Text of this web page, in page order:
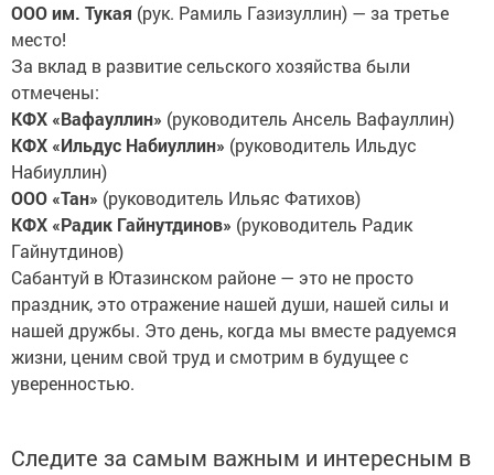
ООО им. Тукая (рук. Рамиль Газизуллин) — за третье
место!
За вклад в развитие сельского хозяйства были
отмечены:
КФХ «Вафауллин» (руководитель Ансель Вафауллин)
КФХ «Ильдус Набиуллин» (руководитель Ильдус
Набиуллин)
ООО «Тан» (руководитель Ильяс Фатихов)
КФХ «Радик Гайнутдинов» (руководитель Радик
Гайнутдинов)
Сабантуй в Ютазинском районе — это не просто
праздник, это отражение нашей души, нашей силы и
нашей дружбы. Это день, когда мы вместе радуемся
жизни, ценим свой труд и смотрим в будущее с
уверенностью.
Следите за самым важным и интересным в